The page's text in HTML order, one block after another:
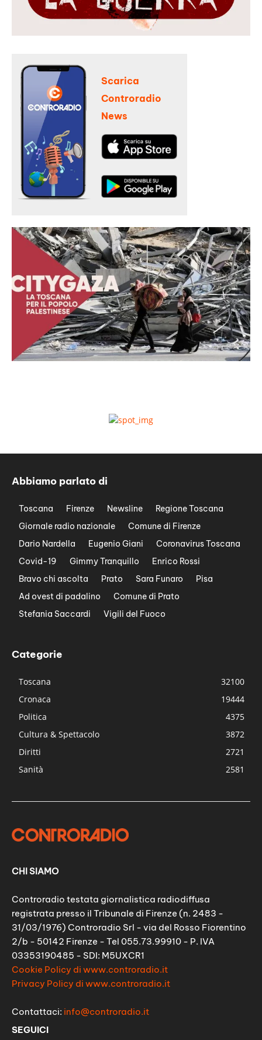
Scarica
Controradio
News
Abbiamo parlato di
Toscana Firenze Newsline
Regione Toscana
Giornale radio nazionale
Comune di Firenze
Dario Nardella
Eugenio Giani
Coronavirus Toscana
Covid-19
Gimmy Tranquillo
Enrico Rossi
Bravo chi ascolta
Prato Sara Funaro
Pisa
Ad ovest di padalino
Comune di Prato
Stefania Saccardi
Vigili del Fuoco
Categorie
Toscana
32100
Cronaca
19444
Politica
4375
Cultura & Spettacolo
3872
Diritti
2721
Sanità
2581
CHI SIAMO
Controradio testata giornalistica radiodiffusa
registrata presso il Tribunale di Firenze (n. 2483 -
31/03/1976) Controradio Srl - via del Rosso Fiorentino
2/b - 50142 Firenze - Tel 055.73.99910 - P. IVA
03353190485 - SDI: M5UXCR1
Cookie Policy di www.controradio.it
Privacy Policy di www.controradio.it
Contattaci: info@controradio.it
SEGUICI